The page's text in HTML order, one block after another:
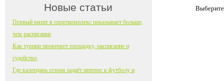
Новые статьи
Первый визит в спорткомплекс показывает больше,
чем расписание
Как турнир проверяет площадку, расписание и
судейство
Где календарь сезона задаёт интерес к футболу и